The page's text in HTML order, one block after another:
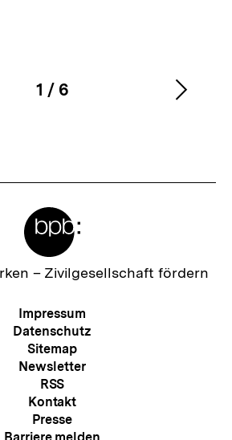
Karussellinhalt
1
von
/ 6
– Zivilgesellschaft fördern
Meta-
Navigation
Impressum
Datenschutz
Sitemap
Newsletter
RSS
Kontakt
Presse